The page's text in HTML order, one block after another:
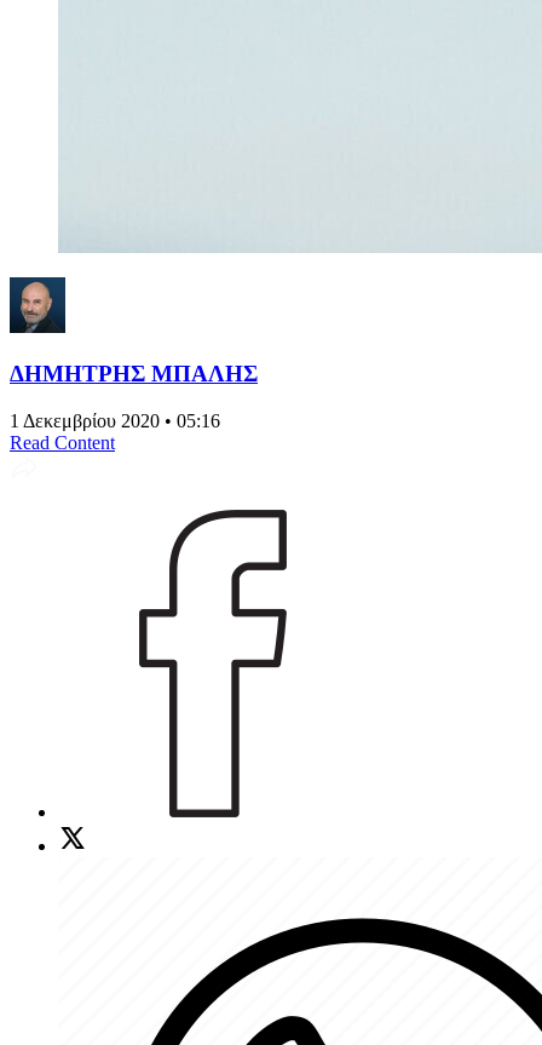
ΔΗΜΗΤΡΗΣ ΜΠΑΛΗΣ
1 Δεκεμβρίου 2020 • 05:16
Read Content